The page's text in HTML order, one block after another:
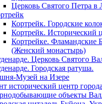
Церковь Святого Петра в
Кортрейк. Городские
Кортрейк. Исторический
Кортрейке. Фламандские
(Женский монастырь)
Церковь Святого
Городская ратуша.
Музей на Изере
исторический центр города
объекты